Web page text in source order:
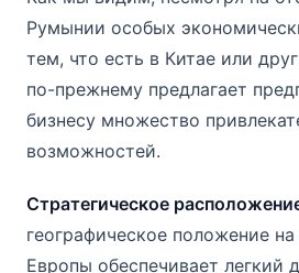
Румынии особых
тем, что есть в Китае или
по-прежнему предлагает
бизнесу множество
возможностей.
Стратегическое
географическое положение
Европы обеспечивает легкий